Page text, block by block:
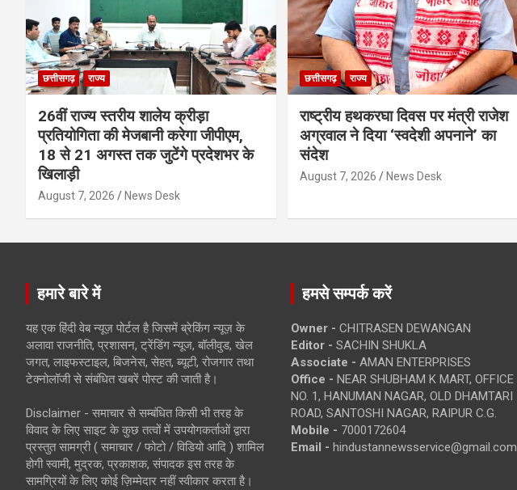
छत्तीसगढ़ राज्य
26वीं राज्य स्तरीय शालेय क्रीड़ा
प्रतियोगिता की मेजबानी करेगा जीपीएम,
18 से 21 अगस्त तक जुटेंगे प्रदेशभर के
खिलाड़ी
August 7, 2026 News Desk
छत्तीसगढ़ राज्य
राष्ट्रीय हथकरघा दिवस पर मंत्री राजेश
अग्रवाल ने दिया ‘स्वदेशी अपनाने’ का
संदेश
August 7, 2026 News Desk
हमारे बारे में
यह एक हिंदी वेब न्यूज़ पोर्टल है जिसमें ब्रेकिंग न्यूज़ के
अलावा राजनीति, प्रशासन, ट्रेंडिंग न्यूज, बॉलीवुड, खेल
जगत, लाइफस्टाइल, बिजनेस, सेहत, ब्यूटी, रोजगार तथा
टेक्नोलॉजी से संबंधित खबरें पोस्ट की जाती है।
Disclaimer - समाचार से सम्बंधित किसी भी तरह के
विवाद के लिए साइट के कुछ तत्वों में उपयोगकर्ताओं द्वारा
प्रस्तुत सामग्री ( समाचार / फोटो / विडियो आदि ) शामिल
होगी स्वामी, मुद्रक, प्रकाशक, संपादक इस तरह के
सामग्रियों के लिए कोई ज़िम्मेदार नहीं स्वीकार करता है।
हमसे सम्पर्क करें
Owner - CHITRASEN DEWANGAN
Editor - SACHIN SHUKLA
Associate - AMAN ENTERPRISES
Office - NEAR SHUBHAM K MART, OFFICE
NO. 1, HANUMAN NAGAR, OLD DHAMTARI
ROAD, SANTOSHI NAGAR, RAIPUR C.G.
Mobile - 7000172604
Email - hindustannewsservice@gmail.com